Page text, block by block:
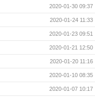
2020-01-30 09:37
2020-01-24 11:33
2020-01-23 09:51
2020-01-21 12:50
2020-01-20 11:16
2020-01-10 08:35
2020-01-07 10:17